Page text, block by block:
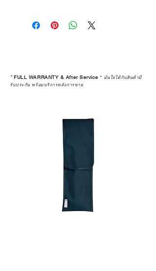
คุณตัดสินใจซื้อ แต่รวมไปถึง
“ประสบการณ์หลังการใช้งาน” ใน
STUDIO และร้านตัวแทนจำหน่ายที่
ได้รับการแต่งตั้งอย่างเป็นทางการ จะ
มาตรฐานของแบรนด์ ไม่ว่าจะ
เป็นการให้คำแนะนำ การดูแลสินค้า
หรือการแก้ไขปัญหาที่อาจเกิดขึ้นใน
ก่อนตัดสินใจซื้อสินค้า เราอยาก
ประกันสินค้าจากตัวแทนจำหน่าย
อย่างเป็นทางการหรือไม่ เพื่อให้คุณ
*FULL WARRANTY & After Service * มั่นใจได้กับสินค้ามี
รับประกัน พร้อมบริการหลังการขาย